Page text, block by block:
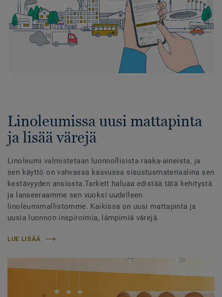
Linoleumissa uusi mattapinta
ja lisää värejä
Linoleumi valmistetaan luonnollisista raaka-aineista, ja
sen käyttö on vahvassa kasvussa sisustusmateriaalina sen
kestävyyden ansiosta.Tarkett haluaa edistää tätä kehitystä
ja lanseeraamme sen vuoksi uudelleen
linoleumimallistomme. Kaikissa on uusi mattapinta ja
uusia luonnon inspiroimia, lämpimiä värejä.
LUE LISÄÄ